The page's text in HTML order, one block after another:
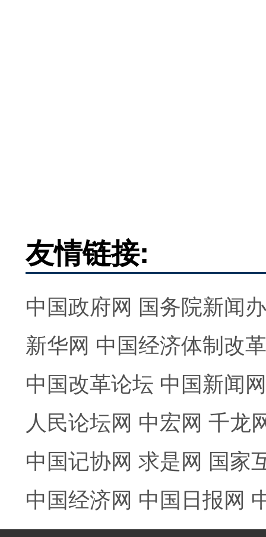
友情链接:
中国政府网 国务院新闻
新华网 中国经济体制改
中国改革论坛 中国新闻网
人民论坛网 中宏网 千龙
中国记协网 求是网 国家
中国经济网 中国日报网